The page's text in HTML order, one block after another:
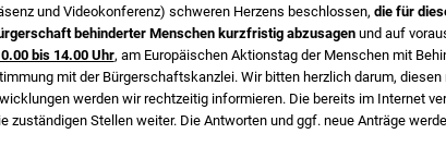
und Videokonferenz) schweren Herzens beschlossen, die für
behinderter Menschen kurzfristig abzusagen und auf
bis 14.00 Uhr, am Europäischen Aktionstag der Menschen mit
mit der Bürgerschaftskanzlei. Wir bitten herzlich darum, diesen
werden wir rechtzeitig informieren. Die bereits im Internet
zuständigen Stellen weiter. Die Antworten und ggf. neue Anträge